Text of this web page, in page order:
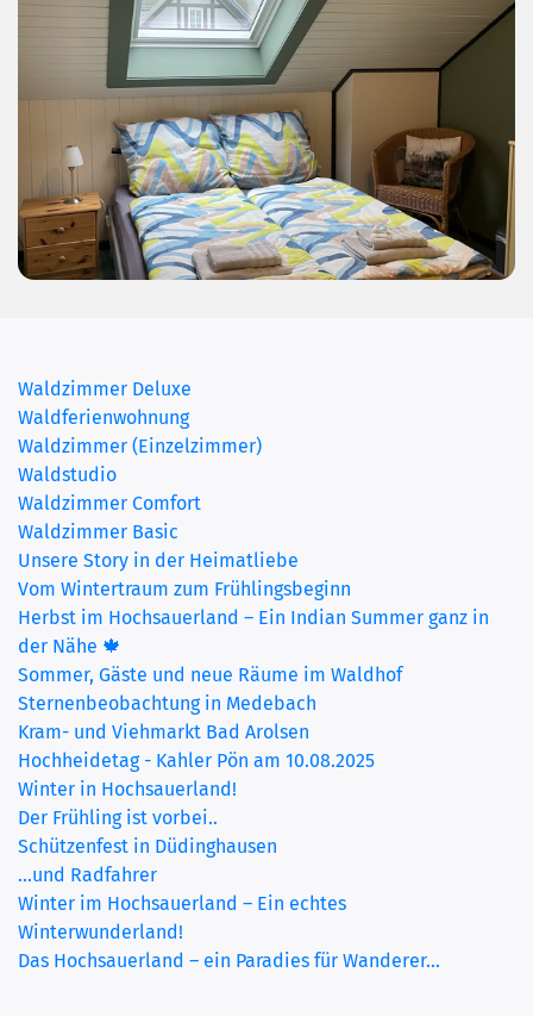
Waldzimmer Deluxe
Waldferienwohnung
Waldzimmer (Einzelzimmer)
Waldstudio
Waldzimmer Comfort
Waldzimmer Basic
Unsere Story in der Heimatliebe
Vom Wintertraum zum Frühlingsbeginn
Herbst im Hochsauerland – Ein Indian Summer ganz in
der Nähe 🍁
Sommer, Gäste und neue Räume im Waldhof
Sternenbeobachtung in Medebach
Kram- und Viehmarkt Bad Arolsen
Hochheidetag - Kahler Pön am 10.08.2025
Winter in Hochsauerland!
Der Frühling ist vorbei..
Schützenfest in Düdinghausen
...und Radfahrer
Winter im Hochsauerland – Ein echtes
Winterwunderland!
Das Hochsauerland – ein Paradies für Wanderer...